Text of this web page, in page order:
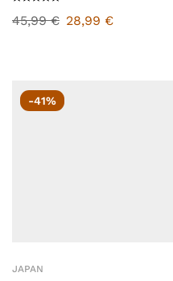
45,99€ 28,99 €
-41%
JAPAN